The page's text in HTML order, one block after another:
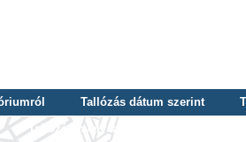
Tallózás dátum szerint
Tallózás nyelv szerint